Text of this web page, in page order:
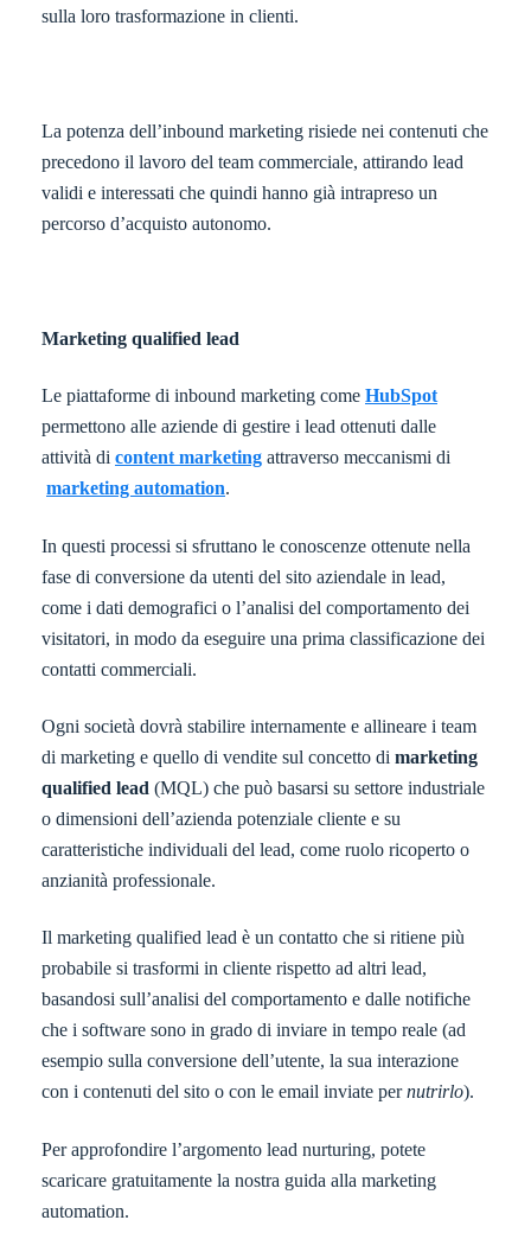
sulla loro trasformazione in clienti.
La potenza dell’inbound marketing risiede nei contenuti che
precedono il lavoro del team commerciale, attirando lead
validi e interessati che quindi hanno già intrapreso un
percorso d’acquisto autonomo.
Marketing qualified lead
Le piattaforme di inbound marketing come HubSpot
permettono alle aziende di gestire i lead ottenuti dalle
attività di content marketing attraverso meccanismi di
marketing automation.
In questi processi si sfruttano le conoscenze ottenute nella
fase di conversione da utenti del sito aziendale in lead,
come i dati demografici o l’analisi del comportamento dei
visitatori, in modo da eseguire una prima classificazione dei
contatti commerciali.
Ogni società dovrà stabilire internamente e allineare i team
di marketing e quello di vendite sul concetto di marketing
qualified lead (MQL) che può basarsi su settore industriale
o dimensioni dell’azienda potenziale cliente e su
caratteristiche individuali del lead, come ruolo ricoperto o
anzianità professionale.
Il marketing qualified lead è un contatto che si ritiene più
probabile si trasformi in cliente rispetto ad altri lead,
basandosi sull’analisi del comportamento e dalle notifiche
che i software sono in grado di inviare in tempo reale (ad
esempio sulla conversione dell’utente, la sua interazione
con i contenuti del sito o con le email inviate pernutrirlo).
Per approfondire l’argomento lead nurturing, potete
scaricare gratuitamente la nostra guida alla marketing
automation.